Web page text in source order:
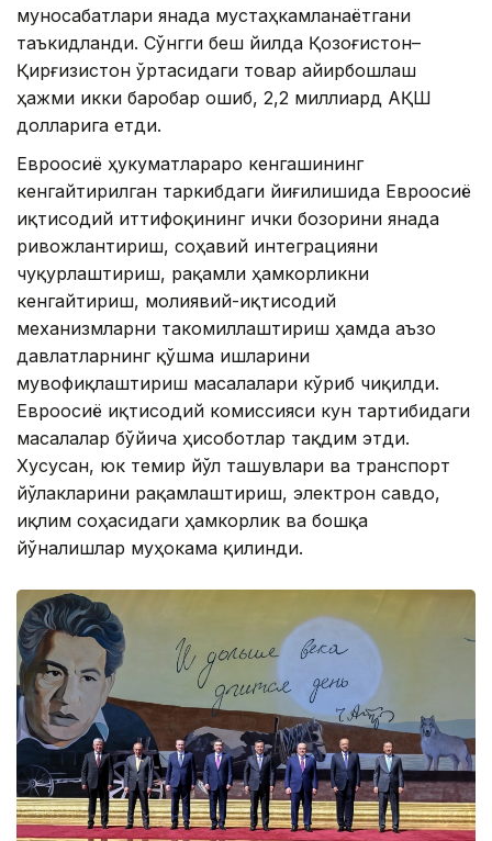
муносабатлари янада мустаҳкамланаётгани
таъкидланди. Сўнгги беш йилда Қозоғистон–
Қирғизистон ўртасидаги товар айирбошлаш
ҳажми икки баробар ошиб, 2,2 миллиард АҚШ
долларига етди.
Евроосиё ҳукуматлараро кенгашининг
кенгайтирилган таркибдаги йиғилишида Евроосиё
иқтисодий иттифоқининг ички бозорини янада
ривожлантириш, соҳавий интеграцияни
чуқурлаштириш, рақамли ҳамкорликни
кенгайтириш, молиявий-иқтисодий
механизмларни такомиллаштириш ҳамда аъзо
давлатларнинг қўшма ишларини
мувофиқлаштириш масалалари кўриб чиқилди.
Евроосиё иқтисодий комиссияси кун тартибидаги
масалалар бўйича ҳисоботлар тақдим этди.
Хусусан, юк темир йўл ташувлари ва транспорт
йўлакларини рақамлаштириш, электрон савдо,
иқлим соҳасидаги ҳамкорлик ва бошқа
йўналишлар муҳокама қилинди.